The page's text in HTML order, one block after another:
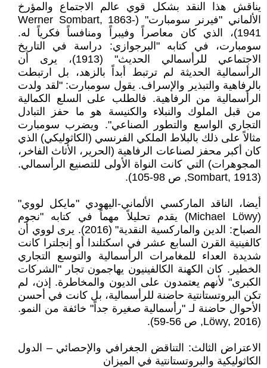
يناقش هذا النقد بشكل قوي عالم الاجتماع والمؤرخ
الألماني "فيرنر سومبارت" (Werner Sombart, 1863-
1941)، الذي كان معاصراً وفيبراً ومنافساً فكرياً له.
سومبارت، في كتابه "البرجوازي: دراسة في التاريخ
الاجتماعي للرأسمالي الحديث" (1913)، يرى أن
الرأسمالية الحديثة لم ترتبط أبداً بالزهد، بل ارتبطت
بالرفاهية والتبذير والإسراف. يقول سومبارت: "لقد ولدت
الرأسمالية من الرفاهية. فالطلب على السلع الكمالية
من قبل الملوك والنبلاء والكنيسة هو ما حفز التبادل
التجاري الواسع والتطور الصناعي". ويضرب سومبارت
مثالاً على ذلك بالبلاط الملكي الفرنسي (الكاثوليكي) الذي
كان أكبر محفز لصناعات الرفاهية (الحرير، الأثاث الفاخر،
المجوهرات) التي كانت النواة الأولى للتصنيع الرأسمالي.
(Sombart, 1913, ص 98-105).
أيضا، الناقد الماركسي الألماني-اليهودي "مايكل لووي"
(Michael Löwy) يقدم تحليلاً مهماً في كتابه "نجوم
الصباح: الدين والماركسية النقدية" (2016). يرى لووي أن
كالفينية القرن السابع عشر في اسكتلندا أو إنجلترا كانت
شديدة العداء للمغامرات الرأسمالية والتوسع التجاري
الخطير. كان الكهنة الكالفينيون يهاجمون تجار "الشركات
الكبرى" لأنهم يعتمدون على الديون والمخاطرة. إذن، لم
تكن البروتستانتية حاضنة للرأسمالية، بل كانت في أحسن
الأحوال حاضنة لـ "رأسمالية صغيرة جداً" خائفة من النمو.
(Löwy, 2016, ص 56-59).
الاعتراض الثالث: التناقض الجغرافي والإحصائي – الدول
الكاثوليكية والبروتستانتية في الميزان